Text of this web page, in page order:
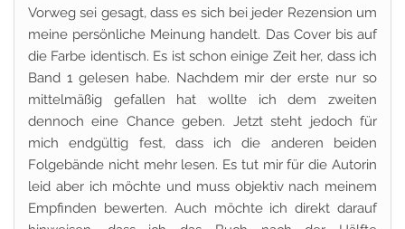
Vorweg sei gesagt, dass es sich bei jeder Rezension um
meine persönliche Meinung handelt. Das Cover bis auf
die Farbe identisch. Es ist schon einige Zeit her, dass ich
Band 1 gelesen habe. Nachdem mir der erste nur so
mittelmäßig gefallen hat wollte ich dem zweiten
dennoch eine Chance geben. Jetzt steht jedoch für
mich endgültig fest, dass ich die anderen beiden
Folgebände nicht mehr lesen. Es tut mir für die Autorin
leid aber ich möchte und muss objektiv nach meinem
Empfinden bewerten. Auch möchte ich direkt darauf